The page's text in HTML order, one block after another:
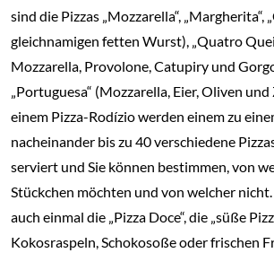
sind die Pizzas „Mozzarella“, „Margherita“,
gleichnamigen fetten Wurst), „Quatro
Mozzarella, Provolone, Catupiry und
„Portuguesa“ (Mozzarella, Eier, Oliven
einem Pizza-Rodízio werden einem zu
nacheinander bis zu 40 verschiedene
serviert und Sie können bestimmen, von
Stückchen möchten und von welcher nicht.
auch einmal die „Pizza Doce“, die „süße
Kokosraspeln, Schokosoße oder frischen